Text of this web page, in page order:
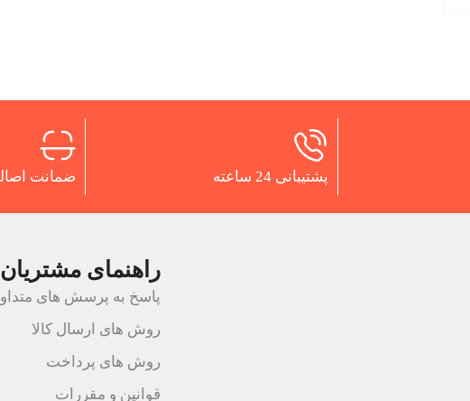
پشتیبانی 24 ساعته ضمانت
راهنمای مشتریان
پاسخ به پرسش های
روش های ارسال کالا
روش های پرداخت
قوانین و مقررات